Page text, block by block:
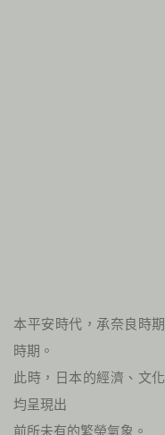
本平安時代，承奈良時
時期。
此時，日本的經濟、文
均呈現出
前所未有的繁榮氣象。